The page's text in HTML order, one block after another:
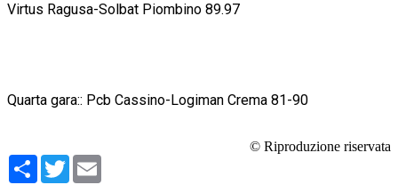
Virtus Ragusa-Solbat Piombino 89.97
Quarta gara:: Pcb Cassino-Logiman Crema 81-90
© Riproduzione riservata
Condividi
Twitter